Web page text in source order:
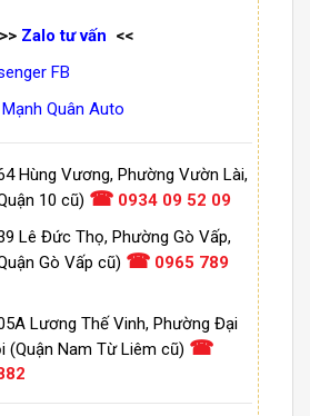
>> Zalo tư vấn <<
FB
Quân Auto
Hùng Vương, Phường Vườn Lài,
10 cũ) ☎ 0934 09 52 09
Lê Đức Thọ, Phường Gò Vấp,
Gò Vấp cũ) ☎ 0965 789
Lương Thế Vinh, Phường Đại
(Quận Nam Từ Liêm cũ) ☎